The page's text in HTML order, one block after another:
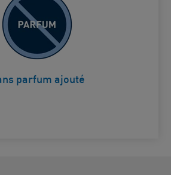
parfum ajouté
les irritations dues aux
parfums